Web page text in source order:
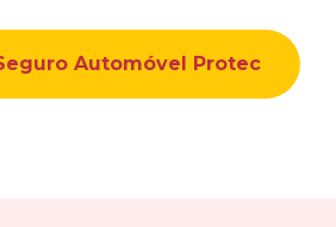
Automóvel Protec